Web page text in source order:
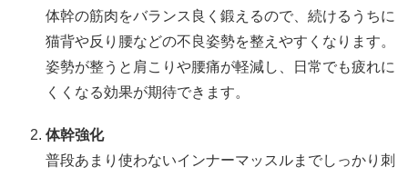
体幹の筋肉をバランス良く鍛えるので、続けるうちに
猫背や反り腰などの不良姿勢を整えやすくなります。
姿勢が整うと肩こりや腰痛が軽減し、日常でも疲れに
くくなる効果が期待できます。
体幹強化
普段あまり使わないインナーマッスルまでしっかり刺